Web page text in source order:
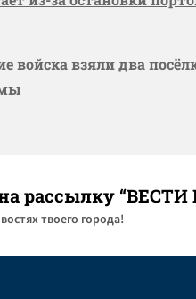
войска взяли два
рассылку “ВЕСТИ
твоего города!